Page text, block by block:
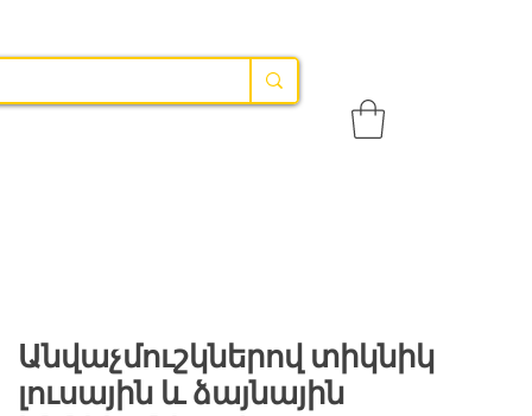
Անվաչմուշկներով տիկնիկ
լուսային և ձայնային